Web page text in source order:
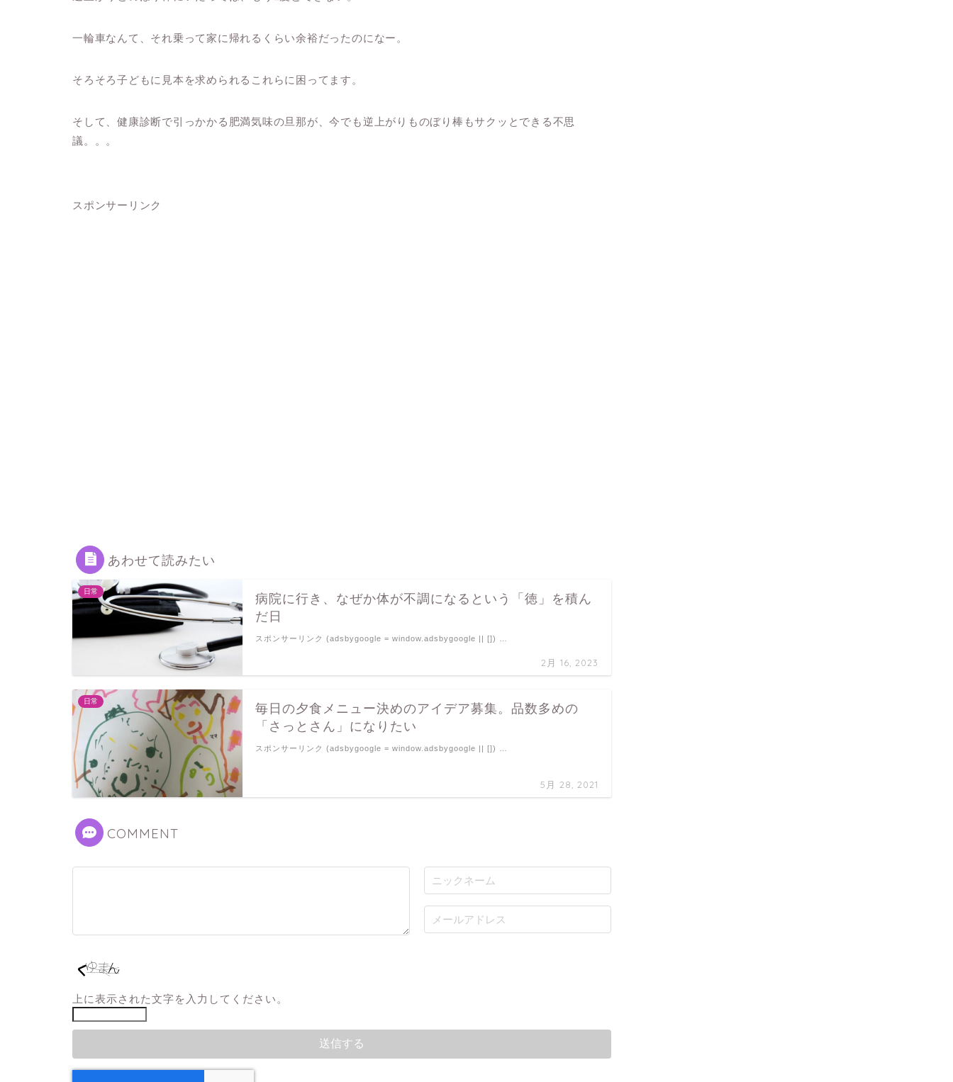
一輪車なんて、それ乗って家に帰れるくらい余裕だったのになー。
そろそろ子どもに見本を求められるこれらに困ってます。
そして、健康診断で引っかかる肥満気味の旦那が、今でも逆上がりものぼり棒もサクッとできる不思
議。。。
スポンサーリンク
あわせて読みたい
日常
病院に行き、なぜか体が不調になるという「徳」を積ん
だ日
2月 16, 2023
スポンサーリンク (adsbygoogle = window.adsbygoogle || []) …
日常
毎日の夕食メニュー決めのアイデア募集。品数多めの
「さっとさん」になりたい
5月 28, 2021
スポンサーリンク (adsbygoogle = window.adsbygoogle || []) …
COMMENT
上に表示された文字を入力してください。